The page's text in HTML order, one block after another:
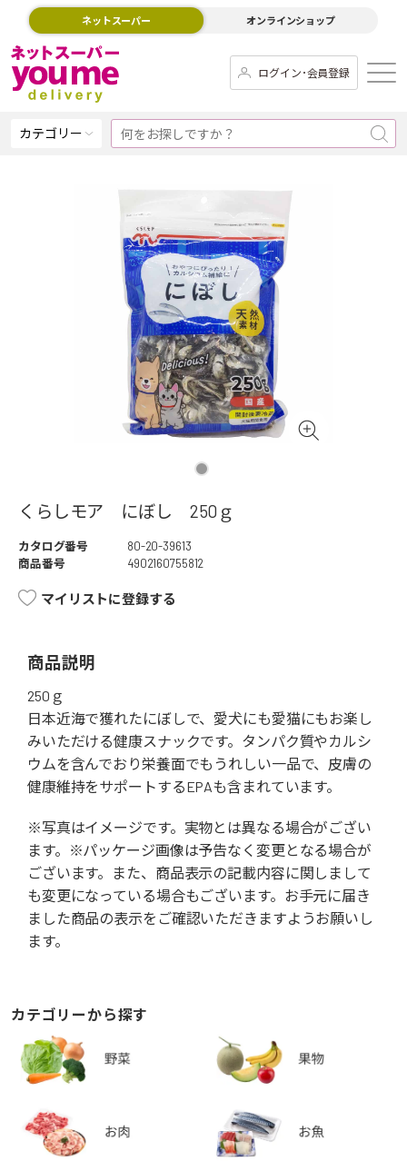
ネットスーパー オンラインショップ
ログイン･会員登録
カテゴリー
くらしモア にぼし 250ｇ
カタログ番号
80-20-39613
商品番号
4902160755812
マイリストに登録する
商品説明
250ｇ
日本近海で獲れたにぼしで、愛犬にも愛猫にもお楽し
みいただける健康スナックです。タンパク質やカルシ
ウムを含んでおり栄養面でもうれしい一品で、皮膚の
健康維持をサポートするEPAも含まれています。
※写真はイメージです。実物とは異なる場合がござい
ます。※パッケージ画像は予告なく変更となる場合が
ございます。また、商品表示の記載内容に関しまして
も変更になっている場合もございます。お手元に届き
ました商品の表示をご確認いただきますようお願いし
ます。
カテゴリーから探す